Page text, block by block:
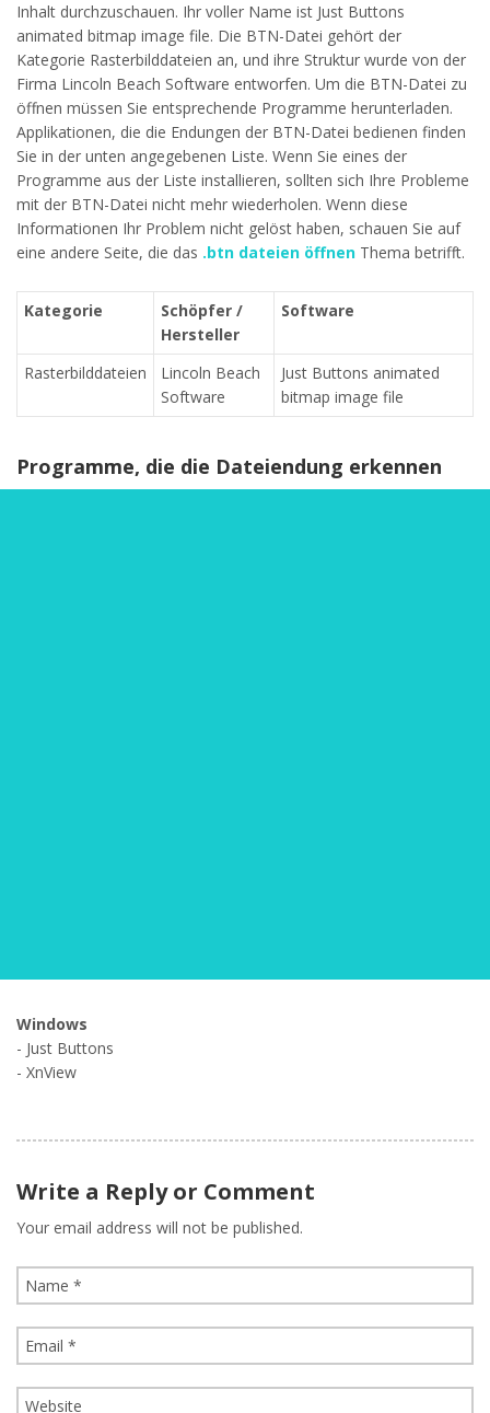
Inhalt durchzuschauen. Ihr voller Name ist Just Buttons
animated bitmap image file. Die BTN-Datei gehört der
Kategorie Rasterbilddateien an, und ihre Struktur wurde von der
Firma Lincoln Beach Software entworfen. Um die BTN-Datei zu
öffnen müssen Sie entsprechende Programme herunterladen.
Applikationen, die die Endungen der BTN-Datei bedienen finden
Sie in der unten angegebenen Liste. Wenn Sie eines der
Programme aus der Liste installieren, sollten sich Ihre Probleme
mit der BTN-Datei nicht mehr wiederholen. Wenn diese
Informationen Ihr Problem nicht gelöst haben, schauen Sie auf
eine andere Seite, die das .btn dateien öffnen Thema betrifft.
Kategorie
Schöpfer /
Hersteller
Software
Rasterbilddateien
Lincoln Beach
Software
Just Buttons animated
bitmap image file
Programme, die die Dateiendung erkennen
Windows
- Just Buttons
- XnView
Write a Reply or Comment
Your email address will not be published.